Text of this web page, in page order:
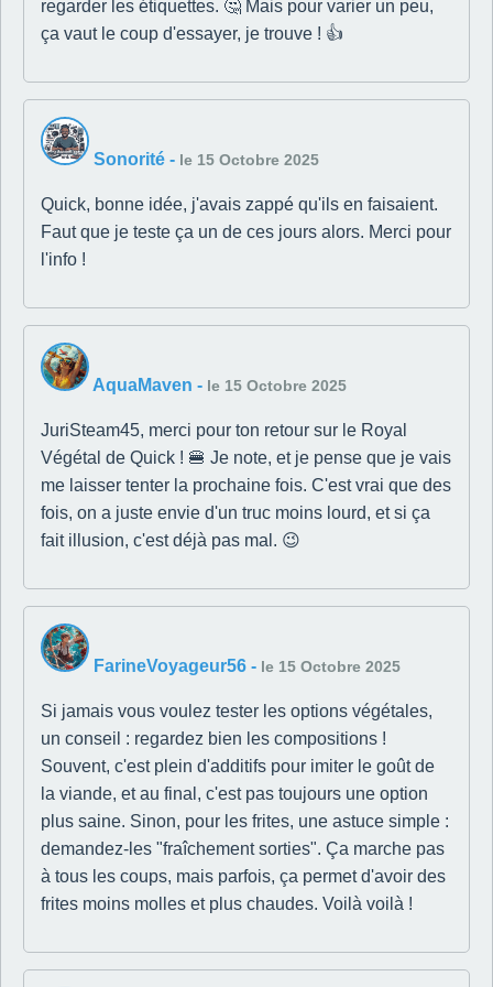
regarder les étiquettes. 🤔 Mais pour varier un peu,
ça vaut le coup d'essayer, je trouve ! 👍
Sonorité - le 15 Octobre 2025
Quick, bonne idée, j'avais zappé qu'ils en faisaient.
Faut que je teste ça un de ces jours alors. Merci pour
l'info !
AquaMaven - le 15 Octobre 2025
JuriSteam45, merci pour ton retour sur le Royal
Végétal de Quick ! 🍔 Je note, et je pense que je vais
me laisser tenter la prochaine fois. C'est vrai que des
fois, on a juste envie d'un truc moins lourd, et si ça
fait illusion, c'est déjà pas mal. 😉
FarineVoyageur56 - le 15 Octobre 2025
Si jamais vous voulez tester les options végétales,
un conseil : regardez bien les compositions !
Souvent, c'est plein d'additifs pour imiter le goût de
la viande, et au final, c'est pas toujours une option
plus saine. Sinon, pour les frites, une astuce simple :
demandez-les "fraîchement sorties". Ça marche pas
à tous les coups, mais parfois, ça permet d'avoir des
frites moins molles et plus chaudes. Voilà voilà !